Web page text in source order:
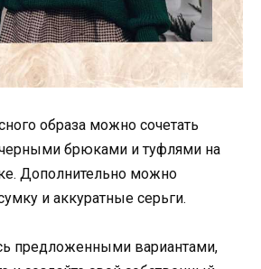
образа можно сочетать
брюками и туфлями на
Дополнительно можно
и аккуратные серьги.
предложенными вариантами,